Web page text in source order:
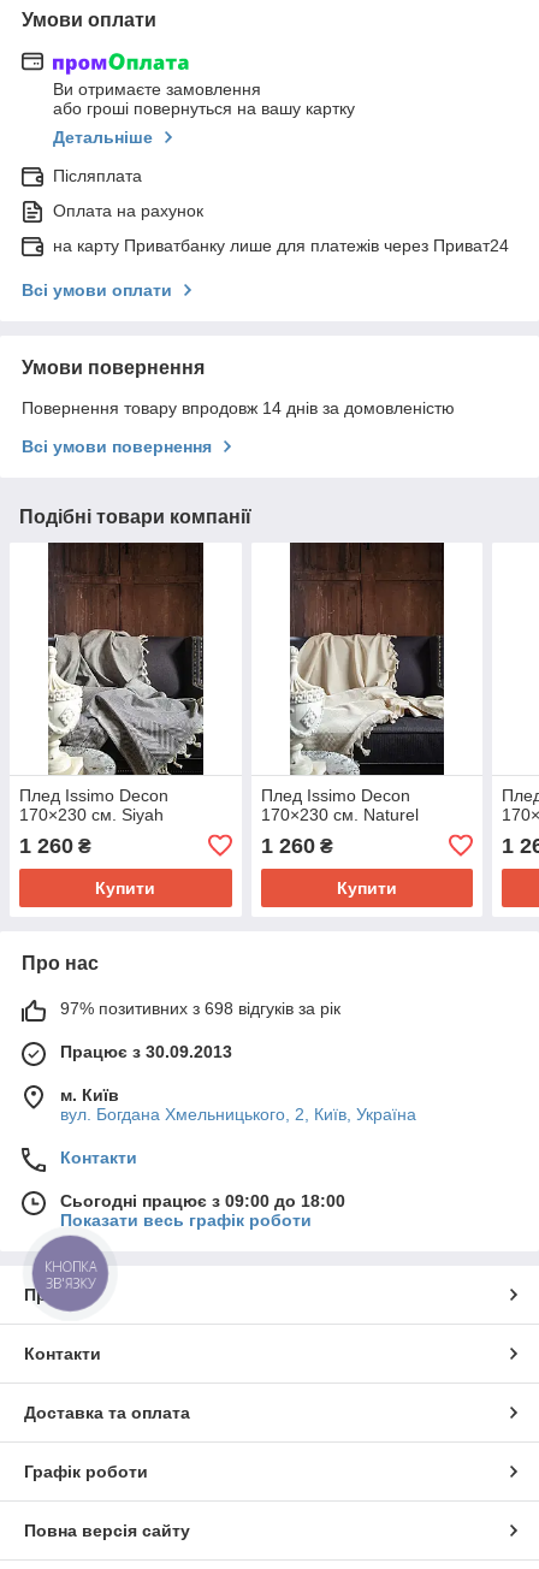
Умови оплати
Ви отримаєте замовлення
або гроші повернуться на вашу картку
Детальніше
Післяплата
Оплата на рахунок
на карту Приватбанку лише для платежів через Приват24
Всі умови оплати
Умови повернення
Повернення товару впродовж 14 днів за домовленістю
Всі умови повернення
Подібні товари компанії
Плед Issimo Decon
170×230 см. Siyah
1 260 ₴
Купити
Плед Issimo Decon
170×230 см. Naturel
1 260₴
Купити
1
Про нас
97% позитивних з 698 відгуків за рік
Працює з 30.09.2013
м. Київ
вул. Богдана Хмельницького, 2, Київ, Україна
Контакти
Сьогодні працює з 09:00 до 18:00
Показати весь графік роботи
Про нас
Контакти
Доставка та оплата
Графік роботи
Повна версія сайту
КНОПКА
ЗВ'ЯЗКУ